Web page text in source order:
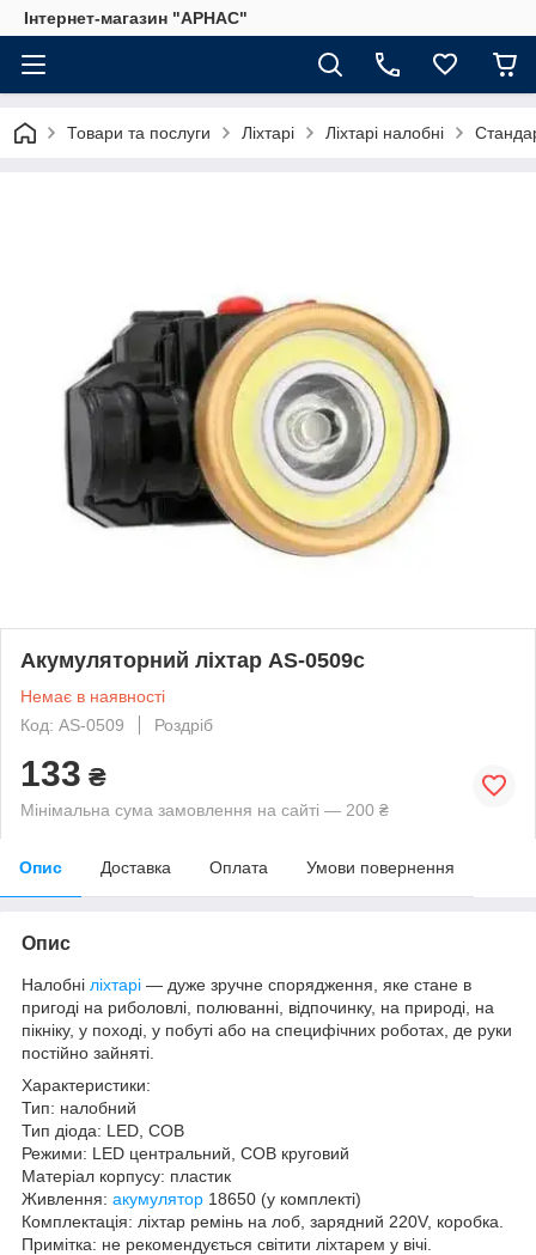
Інтернет-магазин "АРНАС"
Товари та послуги Ліхтарі Ліхтарі налобні
Акумуляторний ліхтар AS-0509c
Немає в наявності
Код: AS-0509
Роздріб
133 ₴
Мінімальна сума замовлення на сайті — 200 ₴
Опис Доставка Оплата Умови повернення
Опис
Налобні ліхтарі — дуже зручне спорядження, яке стане в
пригоді на риболовлі, полюванні, відпочинку, на природі, на
пікніку, у поході, у побуті або на специфічних роботах, де руки
постійно зайняті.
Характеристики:
Тип: налобний
Тип діода: LED, COB
Режими: LED центральний, COB круговий
Матеріал корпусу: пластик
Живлення: акумулятор 18650 (у комплекті)
Комплектація: ліхтар ремінь на лоб, зарядний 220V, коробка.
Примітка: не рекомендується світити ліхтарем у вічі.